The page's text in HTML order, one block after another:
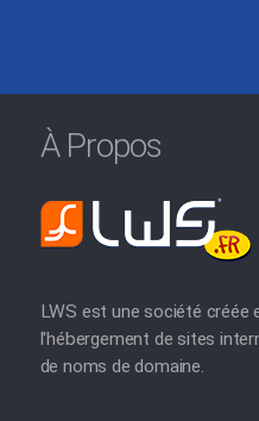
À Propos
LWS est une société créée
l'hébergement de sites
de noms de domaine.